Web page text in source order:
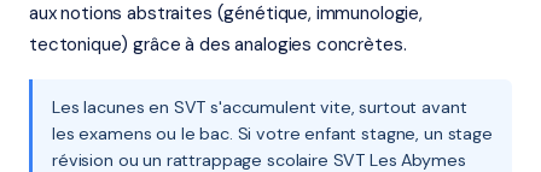
aux notions abstraites (génétique, immunologie,
tectonique) grâce à des analogies concrètes.
Les lacunes en SVT s'accumulent vite, surtout avant
les examens ou le bac. Si votre enfant stagne, un stage
révision ou un rattrappage scolaire SVT Les Abymes